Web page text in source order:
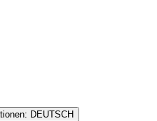
DEUTSCH